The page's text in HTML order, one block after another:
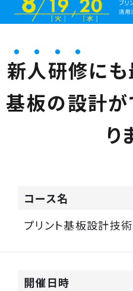
新人研修にも
基板の設計が
り
コース名
プリント基板設計技術
開催日時